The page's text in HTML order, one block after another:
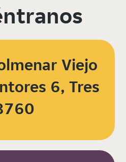
Viejo
6, Tres